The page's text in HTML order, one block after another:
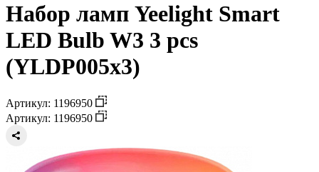
Набор ламп Yeelight Smart
LED Bulb W3 3 pcs
(YLDP005x3)
Артикул: 1196950
Артикул: 1196950